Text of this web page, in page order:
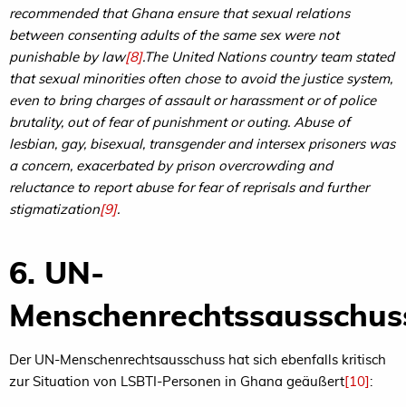
recommended that Ghana ensure that sexual relations
between consenting adults of the same sex were not
punishable by law[8].The United Nations country team stated
that sexual minorities often chose to avoid the justice system,
even to bring charges of assault or harassment or of police
brutality, out of fear of punishment or outing. Abuse of
lesbian, gay, bisexual, transgender and intersex prisoners was
a concern, exacerbated by prison overcrowding and
reluctance to report abuse for fear of reprisals and further
stigmatization[9].
6. UN-
Der UN-Menschenrechtsausschuss hat sich ebenfalls kritisch
zur Situation von LSBTI-Personen in Ghana geäußert[10]: